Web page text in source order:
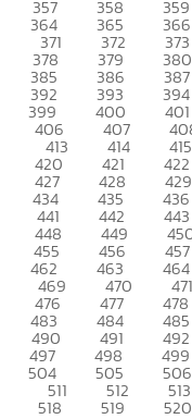
357 358 359
364 365 366
371 372 373
378 379 380
385 386 387
392 393 394
399 400 401
406 407
413 414 415
420 421 422
427 428 429
434 435 436
441 442 443
448 449
455 456 457
462 463 464
469 470 471
476 477 478
483 484 485
490 491 492
497 498 499
504 505 506
511 512 513
518 519 520